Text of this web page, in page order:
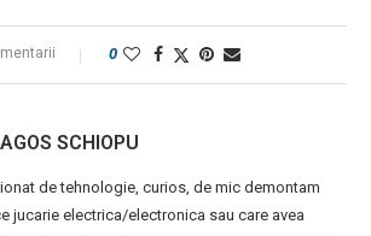
0
SCHIOPU
de tehnologie, curios, de mic demontam
jucarie electrica/electronica sau care avea